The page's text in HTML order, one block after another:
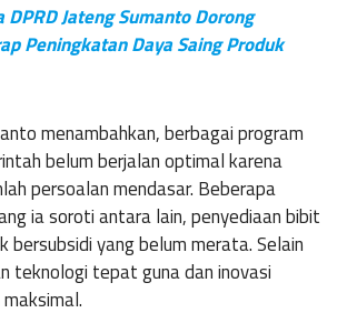
DPRDJatengSumantoDorong
PeningkatanDayaSaingProduk
menambahkan,berbagaiprogram
belum berjalanoptimalkarena
persoalan mendasar. Beberapa
iasoroti antaralain,penyediaan bibit
bersubsidiyangbelum merata.Selain
teknologi tepat gunadaninovasi
maksimal.